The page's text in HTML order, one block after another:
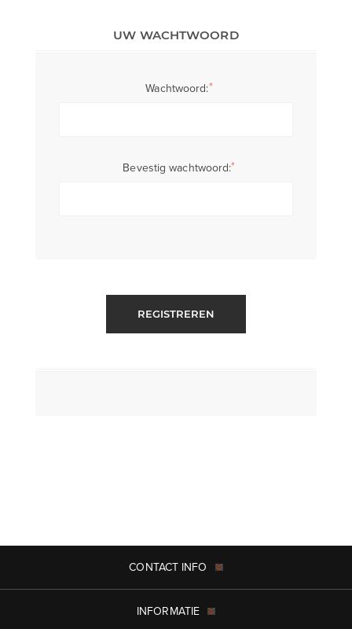
UW WACHTWOORD
Wachtwoord:*
Bevestig wachtwoord:*
REGISTREREN
CONTACT INFO
INFORMATIE